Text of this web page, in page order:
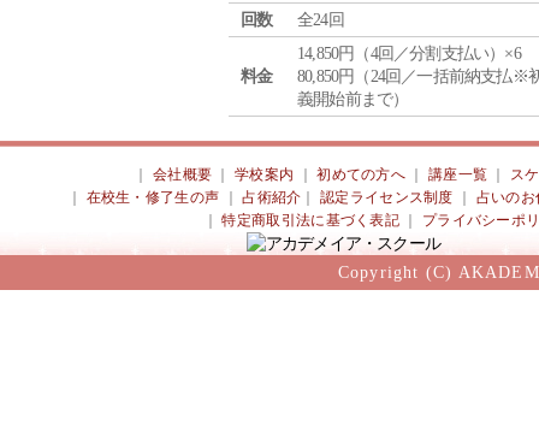
回数
全24回
料金
14,850円（4回／分割支払い）×6
80,850円（24回／一括前納支払※
義開始前まで）
会社概要 ｜学校案内 ｜初めての方へ 講座一覧
ス
在校生・修了生の声 ｜占術紹介 ｜認定ライセンス制度
占いのお
｜特定商取引法に基づく表記 プライバシーポ
Copyright (C)